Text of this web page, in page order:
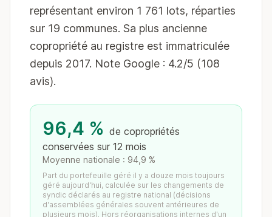
représentant environ 1 761 lots, réparties
sur 19 communes. Sa plus ancienne
copropriété au registre est immatriculée
depuis 2017. Note Google : 4.2/5 (108
avis).
96,4 % de copropriétés
conservées sur 12 mois
Moyenne nationale : 94,9 %
Part du portefeuille géré il y a douze mois toujours
géré aujourd'hui, calculée sur les changements de
syndic déclarés au registre national (décisions
d'assemblées générales souvent antérieures de
plusieurs mois). Hors réorganisations internes d'un